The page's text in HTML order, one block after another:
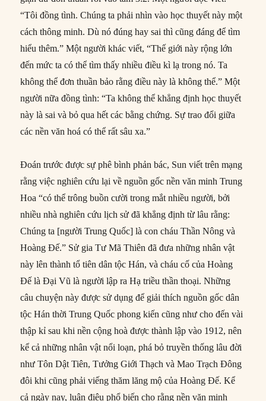
“Tôi đồng tình. Chúng ta phải nhìn vào học thuyết này một
cách thông minh. Dù nó đúng hay sai thì cũng đáng để tìm
hiểu thêm.” Một người khác viết, “Thế giới này rộng lớn
đến mức ta có thể tìm thấy nhiều điều kì lạ trong nó. Ta
không thể đơn thuần bảo rằng điều này là không thể.” Một
người nữa đồng tình: “Ta không thể khẳng định học thuyết
này là sai và bỏ qua hết các bằng chứng. Sự trao đổi giữa
các nền văn hoá có thể rất sâu xa.”
Đoán trước được sự phê bình phản bác, Sun viết trên mạng
rằng việc nghiên cứu lại về nguồn gốc nền văn minh Trung
Hoa “có thể trông buồn cười trong mắt nhiều người, bởi
nhiều nhà nghiên cứu lịch sử đã khẳng định từ lâu rằng:
Chúng ta [người Trung Quốc] là con cháu Thần Nông và
Hoàng Đế.” Sử gia Tư Mã Thiên đã đưa những nhân vật
này lên thành tổ tiên dân tộc Hán, và cháu cố của Hoàng
Đế là Đại Vũ là người lập ra Hạ triều thần thoại. Những
câu chuyện này được sử dụng để giải thích nguồn gốc dân
tộc Hán thời Trung Quốc phong kiến cũng như cho đến vài
thập kỉ sau khi nền cộng hoà được thành lập vào 1912, nên
kể cả những nhân vật nổi loạn, phá bỏ truyền thống lâu đời
như Tôn Dật Tiên, Tưởng Giới Thạch và Mao Trạch Đông
đôi khi cũng phải viếng thăm lăng mộ của Hoàng Đế. Kể
cả ngày nay, luận điệu phổ biến cho rằng nền văn minh